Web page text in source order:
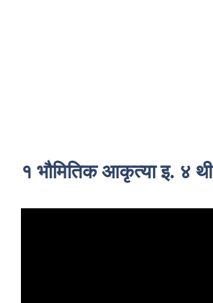
१ भौमितिक आकृत्या इ. ४ थी